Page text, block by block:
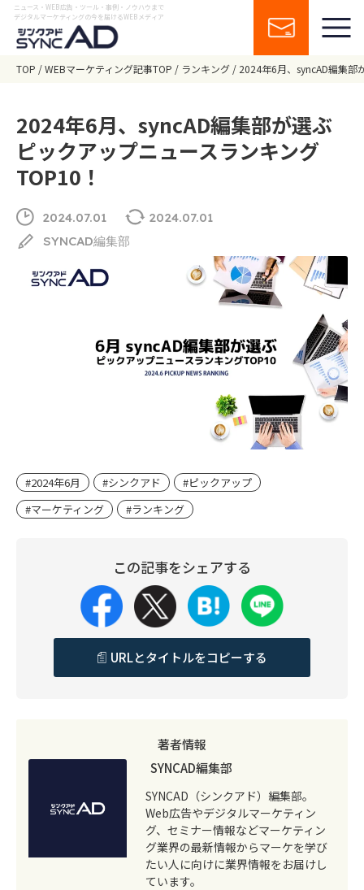
ニュース・WEB広告・ツール・事例・ノウハウまで
デジタルマーケティングの今を届けるWEBメディア
TOP WEBマーケティング記事TOP ランキング 2024年6月、syncAD編集部
2024年6月、syncAD編集部が選ぶ
ピックアップニュースランキング
TOP10！
2024.07.01
2024.07.01
SYNCAD編集部
#2024年6月 #シンクアド
#ピックアップ
#マーケティング
#ランキング
この記事をシェアする
URLとタイトルをコピーする
著者情報
SYNCAD編集部
SYNCAD（シンクアド）編集部。
Web広告やデジタルマーケティン
グ、セミナー情報などマーケティン
グ業界の最新情報からマーケを学び
たい人に向けに業界情報をお届けし
ています。